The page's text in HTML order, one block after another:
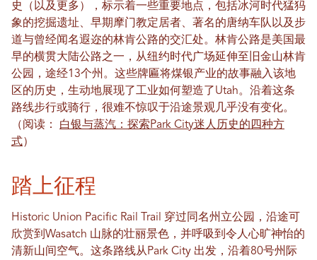
史（以及更多），标示着一些重要地点，包括冰河时代猛犸
象的挖掘遗址、早期摩门教定居者、著名的唐纳车队以及步
道与曾经闻名遐迩的林肯公路的交汇处。林肯公路是美国最
早的横贯大陆公路之一，从纽约时代广场延伸至旧金山林肯
公园，途经13个州。这些牌匾将煤银产业的故事融入该地
区的历史，生动地展现了工业如何塑造了Utah。沿着这条
路线步行或骑行，很难不惊叹于沿途景观几乎没有变化。
（阅读： 白银与蒸汽：探索Park City迷人历史的四种方
式）
踏上征程
Historic Union Pacific Rail Trail 穿过同名州立公园，沿途可
欣赏到Wasatch 山脉的壮丽景色，并呼吸到令人心旷神怡的
清新山间空气。这条路线从Park City 出发，沿着80号州际